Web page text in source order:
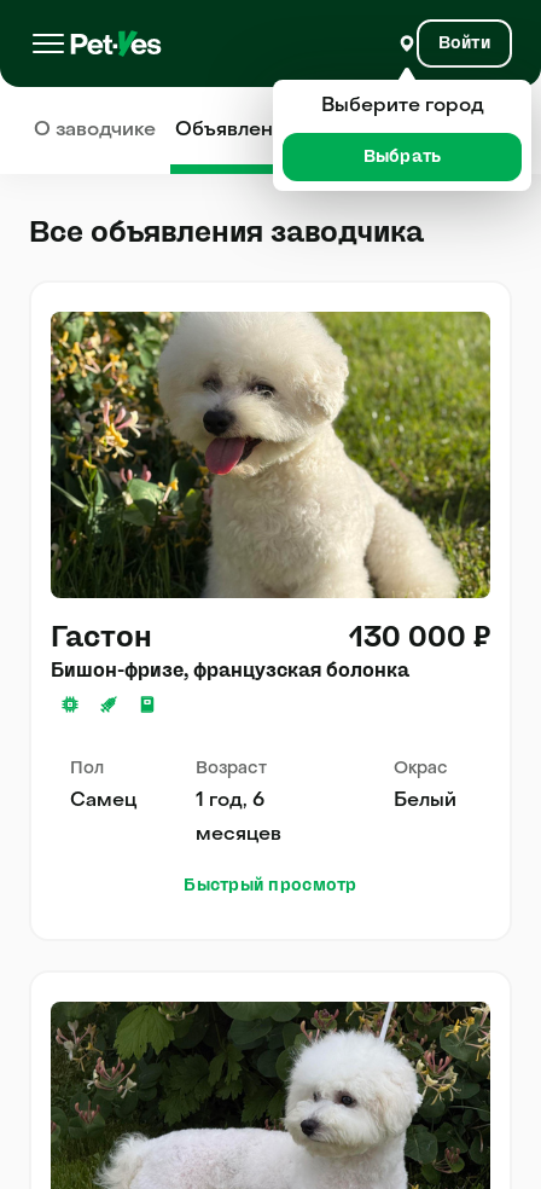
Войти
О заводчике Объявления Отзывы
Все объявления заводчика
Гастон 130 000 ₽
Бишон-фризе, французская болонка
Пол
Самец
Возраст
1 год, 6
месяцев
Окрас
Белый
Быстрый просмотр
Выберите город
Выбрать